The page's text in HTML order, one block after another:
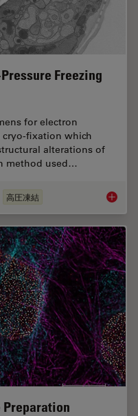
Freezing
for electron
cryo-fixation which
alterations of
method used…
高圧凍結 Brief
Preparation